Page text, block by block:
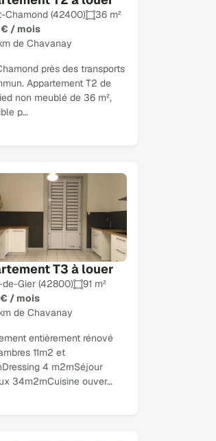
Chamond (42400)
36 m²
/ mois
de Chavanay
près des transports
Appartement T2 de
non meublé de 36 m²,
p…
T3 à louer
de-Gier (42800)
91 m²
/ mois
de Chavanay
entièrement rénové
11m2 et
4 m2rnSéjour
34m2rnCuisine ouver…